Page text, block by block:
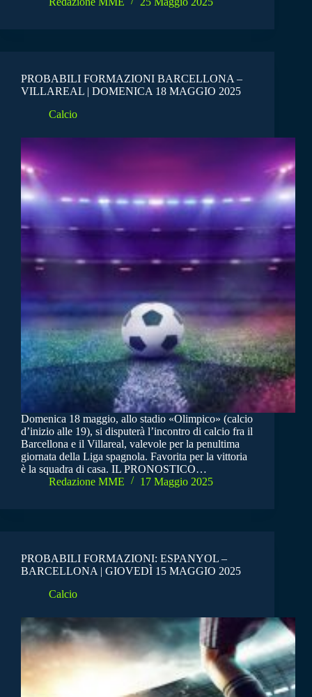
PROBABILI FORMAZIONI BARCELLONA –
VILLAREAL | DOMENICA 18 MAGGIO 2025
Calcio
Domenica 18 maggio, allo stadio «Olimpico» (calcio
d’inizio alle 19), si disputerà l’incontro di calcio fra il
Barcellona e il Villareal, valevole per la penultima
giornata della Liga spagnola. Favorita per la vittoria
è la squadra di casa. IL PRONOSTICO…
Redazione MME
17 Maggio 2025
PROBABILI FORMAZIONI: ESPANYOL –
BARCELLONA | GIOVEDÌ 15 MAGGIO 2025
Calcio